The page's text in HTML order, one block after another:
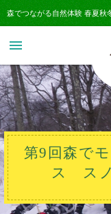
森でつながる自然体験 春夏秋
menu
第9回森で
ス スノ